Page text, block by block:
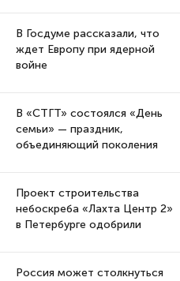
В Госдуме рассказали, что
ждет Европу при ядерной
войне
В «СТГТ» состоялся «День
семьи» — праздник,
объединяющий поколения
Проект строительства
небоскреба «Лахта Центр 2»
в Петербурге одобрили
Россия может столкнуться